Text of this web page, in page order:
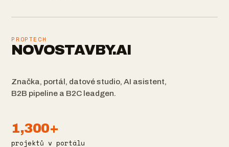
PROPTECH
NOVOSTAVBY.AI
Značka, portál, datové studio, AI asistent,
B2B pipeline a B2C leadgen.
1,300+
projektů v portálu